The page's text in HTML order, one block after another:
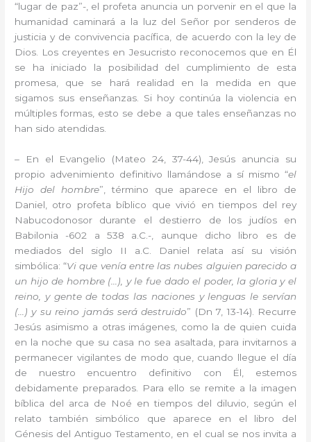
“lugar de paz”-, el profeta anuncia un porvenir en el que la
humanidad caminará a la luz del Señor por senderos de
justicia y de convivencia pacífica, de acuerdo con la ley de
Dios. Los creyentes en Jesucristo reconocemos que en Él
se ha iniciado la posibilidad del cumplimiento de esta
promesa, que se hará realidad en la medida en que
sigamos sus enseñanzas. Si hoy continúa la violencia en
múltiples formas, esto se debe a que tales enseñanzas no
han sido atendidas.
– En el Evangelio (Mateo 24, 37-44), Jesús anuncia su
propio advenimiento definitivo llamándose a sí mismo “el
Hijo del hombre”, término que aparece en el libro de
Daniel, otro profeta bíblico que vivió en tiempos del rey
Nabucodonosor durante el destierro de los judíos en
Babilonia -602 a 538 a.C.-, aunque dicho libro es de
mediados del siglo II a.C. Daniel relata así su visión
simbólica: “Vi que venía entre las nubes alguien parecido a
un hijo de hombre (…), y le fue dado el poder, la gloria y el
reino, y gente de todas las naciones y lenguas le servían
(…) y su reino jamás será destruido” (Dn 7, 13-14). Recurre
Jesús asimismo a otras imágenes, como la de quien cuida
en la noche que su casa no sea asaltada, para invitarnos a
permanecer vigilantes de modo que, cuando llegue el día
de nuestro encuentro definitivo con Él, estemos
debidamente preparados. Para ello se remite a la imagen
bíblica del arca de Noé en tiempos del diluvio, según el
relato también simbólico que aparece en el libro del
Génesis del Antiguo Testamento, en el cual se nos invita a